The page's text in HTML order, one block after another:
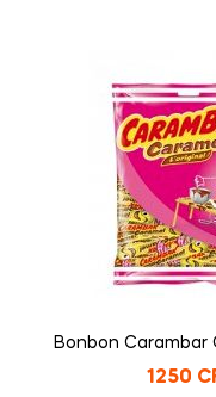
Bonbon Carambar
1250